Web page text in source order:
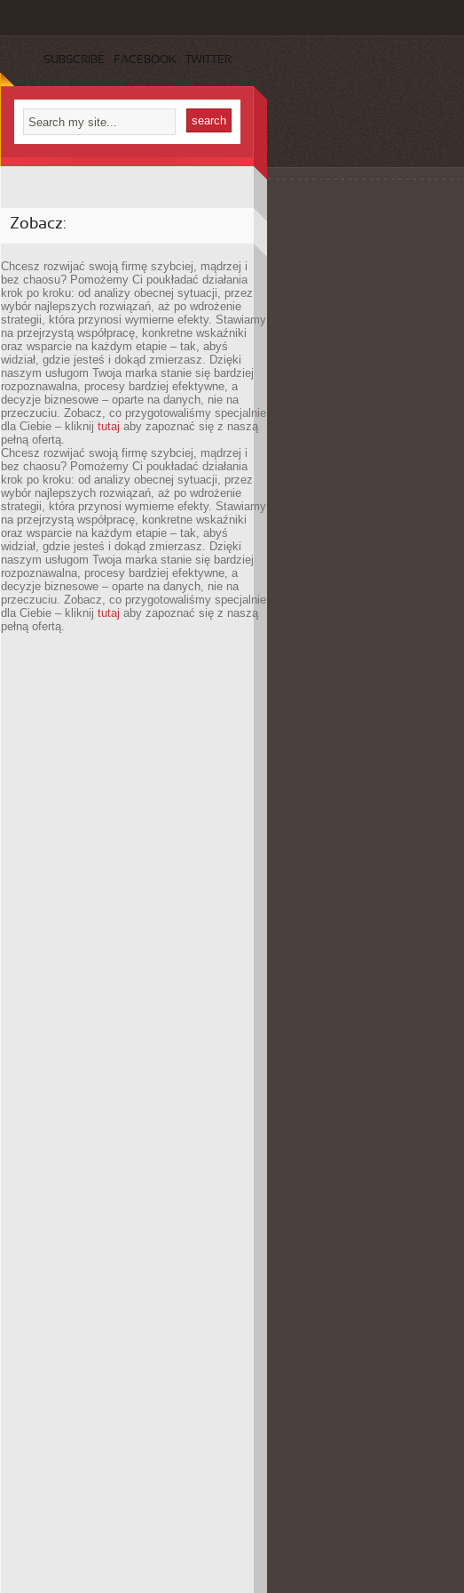
SUBSCRIBE FACEBOOK TWITTER
Zobacz:
Chcesz rozwijać swoją firmę szybciej, mądrzej i
bez chaosu? Pomożemy Ci poukładać działania
krok po kroku: od analizy obecnej sytuacji, przez
wybór najlepszych rozwiązań, aż po wdrożenie
strategii, która przynosi wymierne efekty. Stawiamy
na przejrzystą współpracę, konkretne wskaźniki
oraz wsparcie na każdym etapie – tak, abyś
widział, gdzie jesteś i dokąd zmierzasz. Dzięki
naszym usługom Twoja marka stanie się bardziej
rozpoznawalna, procesy bardziej efektywne, a
decyzje biznesowe – oparte na danych, nie na
przeczuciu. Zobacz, co przygotowaliśmy specjalnie
dla Ciebie – kliknij tutaj aby zapoznać się z naszą
pełną ofertą.
Chcesz rozwijać swoją firmę szybciej, mądrzej i
bez chaosu? Pomożemy Ci poukładać działania
krok po kroku: od analizy obecnej sytuacji, przez
wybór najlepszych rozwiązań, aż po wdrożenie
strategii, która przynosi wymierne efekty. Stawiamy
na przejrzystą współpracę, konkretne wskaźniki
oraz wsparcie na każdym etapie – tak, abyś
widział, gdzie jesteś i dokąd zmierzasz. Dzięki
naszym usługom Twoja marka stanie się bardziej
rozpoznawalna, procesy bardziej efektywne, a
decyzje biznesowe – oparte na danych, nie na
przeczuciu. Zobacz, co przygotowaliśmy specjalnie
dla Ciebie – kliknij tutaj aby zapoznać się z naszą
pełną ofertą.